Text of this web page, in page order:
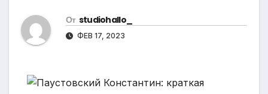
От studiohallo_
ФЕВ 17, 2023